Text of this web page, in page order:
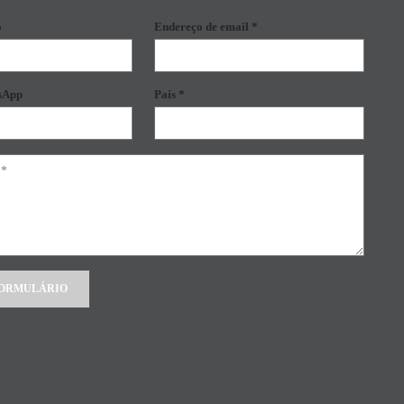
Endereço de email *
País *